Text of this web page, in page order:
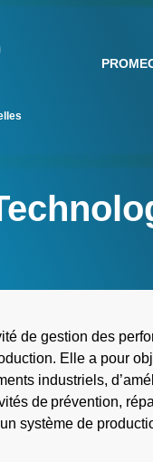
de gestion des
Elle a pour
industriels,
de prévention,
système de